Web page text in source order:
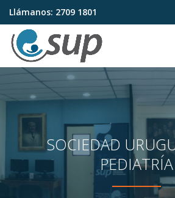
Saltar
contenido
Llámanos: 2709 1801
SOCIEDAD
PEDIATRÍA